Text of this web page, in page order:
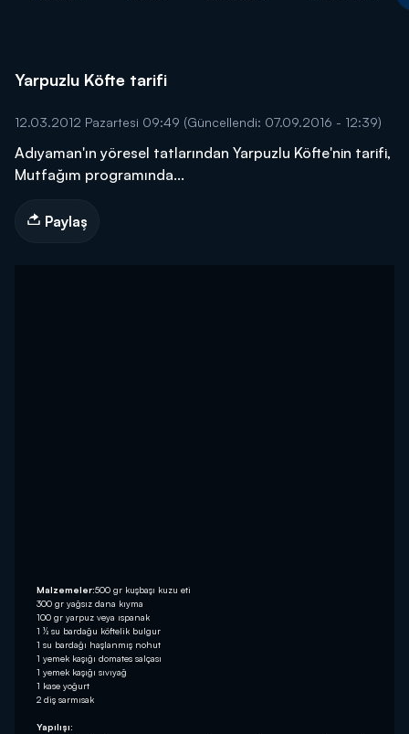
Yarpuzlu Köfte tarifi
12.03.2012 Pazartesi 09:49 (Güncellendi: 07.09.2016 - 12:39)
Adıyaman'ın yöresel tatlarından Yarpuzlu Köfte'nin tarifi,
Mutfağım programında...
Paylaş
Malzemeler:500 gr kuşbaşı kuzu eti
300 gr yağsız dana kıyma
100 gr yarpuz veya ıspanak
1 ½ su bardağu köftelik bulgur
1 su bardağı haşlanmış nohut
1 yemek kaşığı domates salçası
1 yemek kaşığı sıvıyağ
1 kase yoğurt
2 diş sarmısak
Yapılışı: